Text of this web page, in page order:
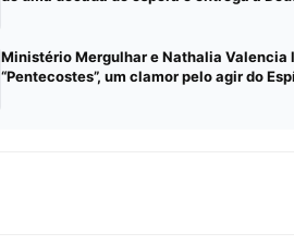
Ministério Mergulhar e Nathalia Valencia
“Pentecostes”, um clamor pelo agir do